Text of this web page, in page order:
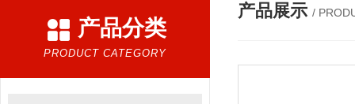
产品分类
PRODUCT CATEGORY
产品展示 /